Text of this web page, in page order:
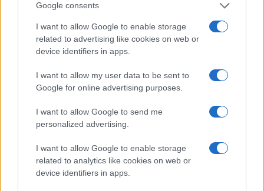
Google consents
I want to allow Google to enable storage
related to advertising like cookies on web or
device identifiers in apps.
I want to allow my user data to be sent to
Google for online advertising purposes.
I want to allow Google to send me
personalized advertising.
I want to allow Google to enable storage
related to analytics like cookies on web or
device identifiers in apps.
Rispondi
claudio
Un articolo talmente stupido che non merita alcun
commento, finchè i ragazzi protestano hanno
semplicemente degli ideali da difendere
Rispondi